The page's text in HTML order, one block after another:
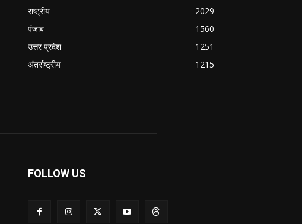
राष्ट्रीय
2029
पंजाब
1560
उत्तर प्रदेश
1251
अंतर्राष्ट्रीय
1215
FOLLOW US